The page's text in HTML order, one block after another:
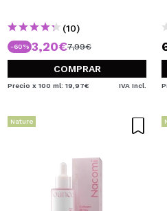
(10)
-60% 3,20€7,99€
COMPRAR
Precio x 100 ml: 19,97€ IVA Incl.
Nature